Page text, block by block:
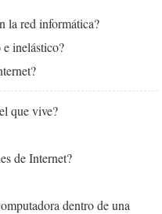
la red informática?
inelástico?
que vive?
de Internet?
dentro de una